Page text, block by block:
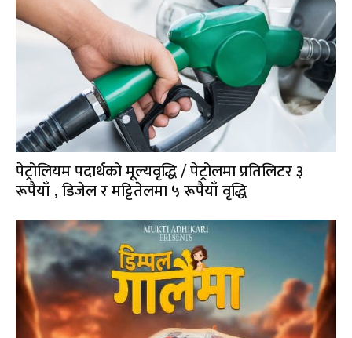
पेट्रोलियम पदार्थको मूल्यवृद्धि / पेट्रोलमा प्रतिलिटर ३
रूपैयाँ , डिजेल र मट्टितेलमा ५ रूपैयाँ वृद्धि